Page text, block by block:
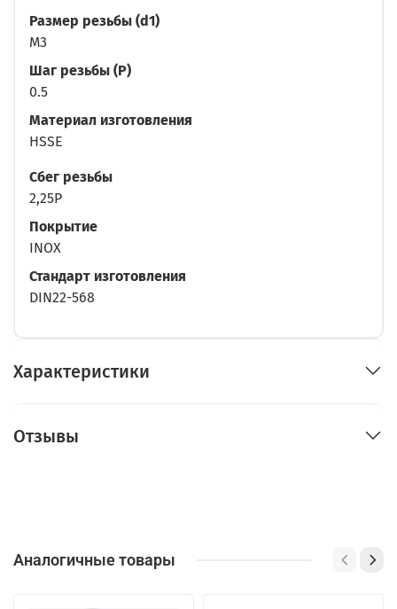
Размер резьбы (d1)
M3
Шаг резьбы (P)
0.5
Материал изготовления
HSSE
Сбег резьбы
2,25P
Покрытие
INOX
Стандарт изготовления
DIN22-568
Характеристики
Отзывы
Аналогичные товары